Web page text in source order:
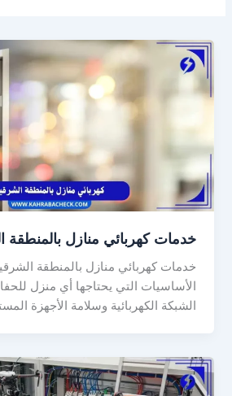
خدمات كهربائي منازل بالمنطقة
خدمات كهربائي منازل بالمنطقة
الأساسيات التي يحتاجها أي منزل
الشبكة الكهربائية وسلامة الأجهزة